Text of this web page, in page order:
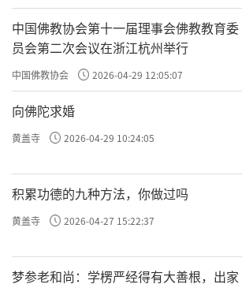
中国佛教协会第十一届理事会佛教教育委
员会第二次会议在浙江杭州举行
中国佛教协会 2026-04-29 12:05:07
向佛陀求婚
黄盖寺 2026-04-29 10:24:05
积累功德的九种方法，你做过吗
黄盖寺 2026-04-27 15:22:37
梦参老和尚：学楞严经得有大善根，出家